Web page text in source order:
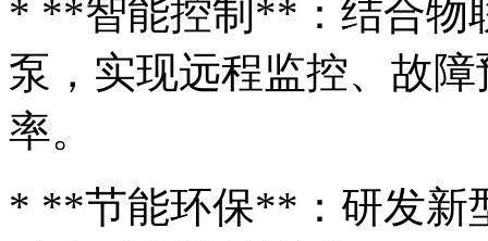
* **智能控制**：结合物
泵，实现远程监控、故
率。
* **节能环保**：研发新